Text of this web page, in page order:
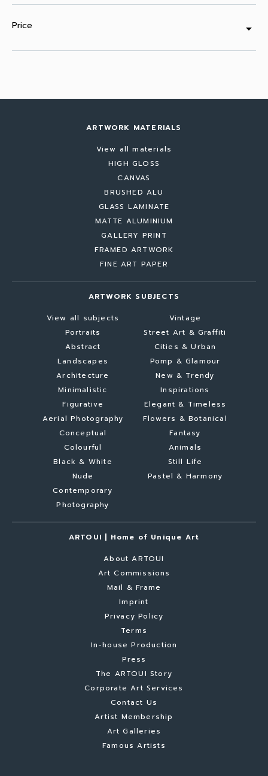
Price arrow_drop_down
ARTWORK MATERIALS
View all materials
HIGH GLOSS
CANVAS
BRUSHED ALU
GLASS LAMINATE
MATTE ALUMINIUM
GALLERY PRINT
FRAMED ARTWORK
FINE ART PAPER
ARTWORK SUBJECTS
View all subjects
Portraits
Abstract
Landscapes
Architecture
Minimalistic
Figurative
Aerial Photography
Conceptual
Colourful
Black & White
Nude
Contemporary
Photography
Vintage
Street Art & Graffiti
Cities & Urban
Pomp & Glamour
New & Trendy
Inspirations
Elegant & Timeless
Flowers & Botanical
Fantasy
Animals
Still Life
Pastel & Harmony
ARTOUI | Home of Unique Art
About ARTOUI
Art Commissions
Mail & Frame
Imprint
Privacy Policy
Terms
In-house Production
Press
The ARTOUI Story
Corporate Art Services
Contact Us
Artist Membership
Art Galleries
Famous Artists